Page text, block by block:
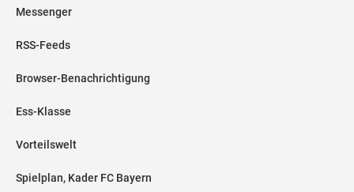
Messenger
RSS-Feeds
Browser-Benachrichtigung
Ess-Klasse
Vorteilswelt
Spielplan, Kader FC Bayern